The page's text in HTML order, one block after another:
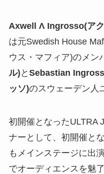
Axwell Λ Ingrosso(ア
は元Swedish House
ウス・マフィア)のメン
ル) と Sebastian
ッソ)のスウェーデン人
初開催となったULTRA
ナーとして、初開催と
もメインステージに出
でオーディエンスを魅了